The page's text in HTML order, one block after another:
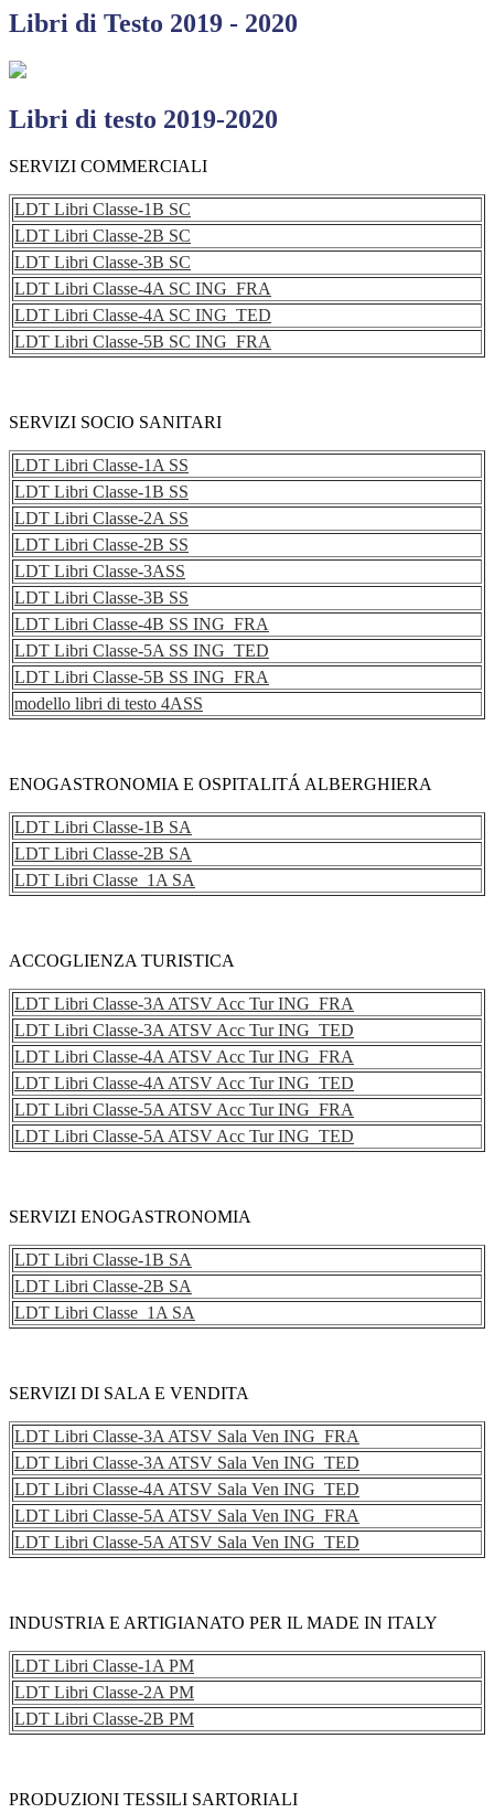
Libri di Testo 2019 - 2020
Libri di testo 2019-2020
SERVIZI COMMERCIALI
LDT Libri Classe-1B SC
LDT Libri Classe-2B SC
LDT Libri Classe-3B SC
LDT Libri Classe-4A SC ING_FRA
LDT Libri Classe-4A SC ING_TED
LDT Libri Classe-5B SC ING_FRA
SERVIZI SOCIO SANITARI
LDT Libri Classe-1A SS
LDT Libri Classe-1B SS
LDT Libri Classe-2A SS
LDT Libri Classe-2B SS
LDT Libri Classe-3ASS
LDT Libri Classe-3B SS
LDT Libri Classe-4B SS ING_FRA
LDT Libri Classe-5A SS ING_TED
LDT Libri Classe-5B SS ING_FRA
modello libri di testo 4ASS
ENOGASTRONOMIA E OSPITALITÁ ALBERGHIERA
LDT Libri Classe-1B SA
LDT Libri Classe-2B SA
LDT Libri Classe_1A SA
ACCOGLIENZA TURISTICA
LDT Libri Classe-3A ATSV Acc Tur ING_FRA
LDT Libri Classe-3A ATSV Acc Tur ING_TED
LDT Libri Classe-4A ATSV Acc Tur ING_FRA
LDT Libri Classe-4A ATSV Acc Tur ING_TED
LDT Libri Classe-5A ATSV Acc Tur ING_FRA
LDT Libri Classe-5A ATSV Acc Tur ING_TED
SERVIZI ENOGASTRONOMIA
LDT Libri Classe-1B SA
LDT Libri Classe-2B SA
LDT Libri Classe_1A SA
SERVIZI DI SALA E VENDITA
LDT Libri Classe-3A ATSV Sala Ven ING_FRA
LDT Libri Classe-3A ATSV Sala Ven ING_TED
LDT Libri Classe-4A ATSV Sala Ven ING_TED
LDT Libri Classe-5A ATSV Sala Ven ING_FRA
LDT Libri Classe-5A ATSV Sala Ven ING_TED
INDUSTRIA E ARTIGIANATO PER IL MADE IN ITALY
LDT Libri Classe-1A PM
LDT Libri Classe-2A PM
LDT Libri Classe-2B PM
PRODUZIONI TESSILI SARTORIALI